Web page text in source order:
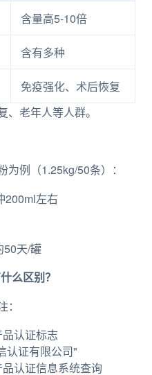
含量高5-10倍
含有多种
免疫强化、术后恢复
老年人等人群。
例（1.25kg/50条）：
200ml左右
50天/罐
么区别？
认证标志
认证有限公司"
认证信息系统查询